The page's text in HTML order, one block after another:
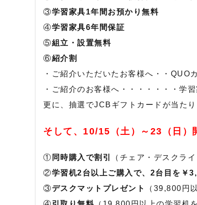
③学習家具1年間お預かり無料
④学習家具6年間保証
⑤組立・設置無料
⑥紹介割
・ご紹介いただいたお客様へ・・QUO
・ご紹介のお客様へ・・・・・・・学
更に、抽選でJCBギフトカードが当た
そして、10/15（土）～23（日
① 同時購入で割引
（チェア・デスクラ
②学習机2台以上ご購入で、2台目を￥
③デスクマットプレゼント
（39,800円